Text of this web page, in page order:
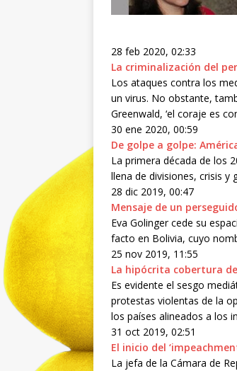
28 feb 2020, 02:33
La criminalización del
Los ataques contra los
un virus. No obstante,
Greenwald, ‘el coraje es
30 ene 2020, 00:59
De golpe a golpe:
La primera década de los
llena de divisiones, crisis y
28 dic 2019, 00:47
Mensaje de un
Eva Golinger cede su
facto en Bolivia, cuyo
25 nov 2019, 11:55
La hipócrita cobertura
Es evidente el sesgo
protestas violentas de la
los países alineados a los
31 oct 2019, 02:51
El inicio del
La jefa de la Cámara de